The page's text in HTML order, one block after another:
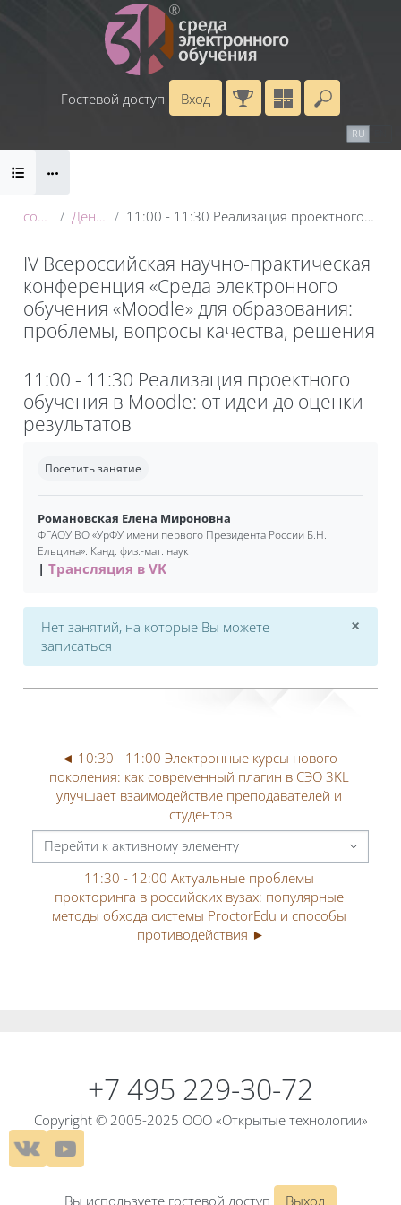
Перейти к основному содержанию
Гостевой доступ
Вход
RU
Блоки
conf_2025 День 2: 21 мая 11:00 - 11:30 Реализация проектного обучения в Moodle: от идеи до оценки результатов
IV Всероссийская научно-практическая
конференция «Среда электронного
обучения «Moodle» для образования:
проблемы, вопросы качества, решения
11:00 - 11:30 Реализация проектного
обучения в Moodle: от идеи до оценки
результатов
Посетить занятие
Романовская Елена Мироновна
ФГАОУ ВО «УрФУ имени первого Президента России Б.Н.
Ельцина». Канд. физ.-мат. наук
Трансляция в VK
Нет занятий, на которые Вы можете
записаться
×
◄ 10:30 - 11:00 Электронные курсы нового
поколения: как современный плагин в CЭO 3KL
улучшает взаимодействие преподавателей и
студентов
Перейти к активному элементу
11:30 - 12:00 Актуальные проблемы
прокторинга в российских вузах: популярные
методы обхода системы ProctorEdu и способы
противодействия ►
+7 495 229-30-72
Copyright © 2005-2025 ООО «Открытые технологии»
Вы используете гостевой доступ Выход